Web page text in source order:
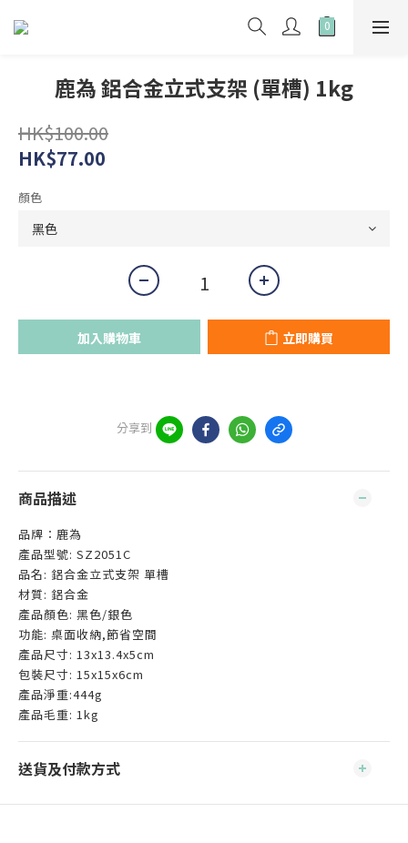
鹿為 鋁合金立式支架 (單槽) 1kg
HK$100.00
HK$77.00
顏色
加入購物車 立即購買
分享到
商品描述
品牌：鹿為
產品型號: SZ2051C
品名: 鋁合金立式支架 單槽
材質: 鋁合金
產品顏色: 黑色/銀色
功能: 桌面收納,節省空間
產品尺寸: 13x13.4x5cm
包裝尺寸: 15x15x6cm
產品淨重:444g
產品毛重: 1kg
送貨及付款方式